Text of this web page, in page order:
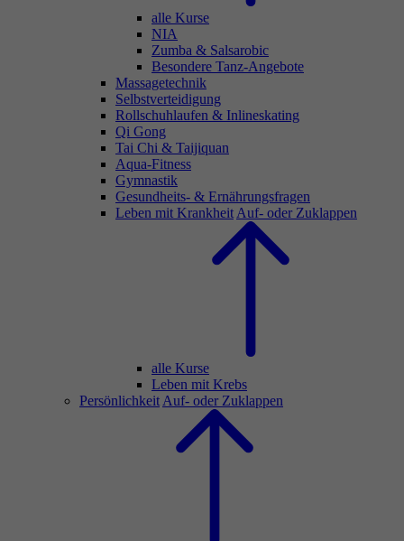
alle Kurse
NIA
Zumba & Salsarobic
Besondere Tanz-Angebote
Massagetechnik
Selbstverteidigung
Rollschuhlaufen & Inlineskating
Qi Gong
Tai Chi & Taijiquan
Aqua-Fitness
Gymnastik
Gesundheits- & Ernährungsfragen
Leben mit Krankheit Auf- oder Zuklappen
alle Kurse
Leben mit Krebs
Persönlichkeit Auf- oder Zuklappen